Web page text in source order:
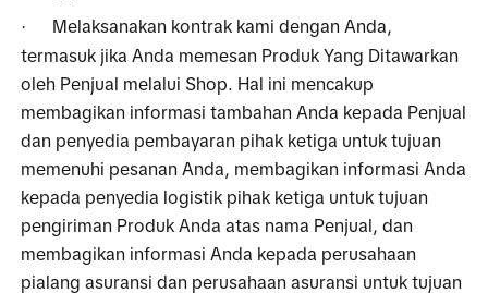
·
Melaksanakan kontrak kami dengan Anda,
termasuk jika Anda memesan Produk Yang Ditawarkan
oleh Penjual melalui Shop. Hal ini mencakup
membagikan informasi tambahan Anda kepada Penjual
dan penyedia pembayaran pihak ketiga untuk tujuan
memenuhi pesanan Anda, membagikan informasi Anda
kepada penyedia logistik pihak ketiga untuk tujuan
pengiriman Produk Anda atas nama Penjual, dan
membagikan informasi Anda kepada perusahaan
pialang asuransi dan perusahaan asuransi untuk tujuan